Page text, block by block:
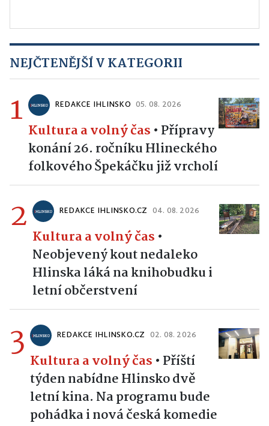
NEJČTENĚJŠÍ V KATEGORII
1 REDAKCE IHLINSKO 05. 08. 2026
Kultura a volný čas • Přípravy
konání 26. ročníku Hlineckého
folkového Špekáčku již vrcholí
2 REDAKCE IHLINSKO.CZ 04. 08. 2026
Kultura a volný čas •
Neobjevený kout nedaleko
Hlinska láká na knihobudku i
letní občerstvení
3 REDAKCE IHLINSKO.CZ 02. 08. 2026
Kultura a volný čas • Příští
týden nabídne Hlinsko dvě
letní kina. Na programu bude
pohádka i nová česká komedie